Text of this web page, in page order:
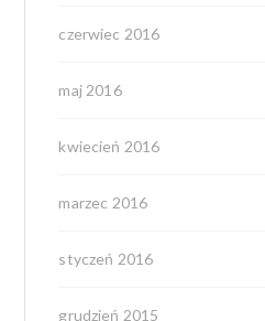
czerwiec 2016
maj 2016
kwiecień 2016
marzec 2016
styczeń 2016
grudzień 2015